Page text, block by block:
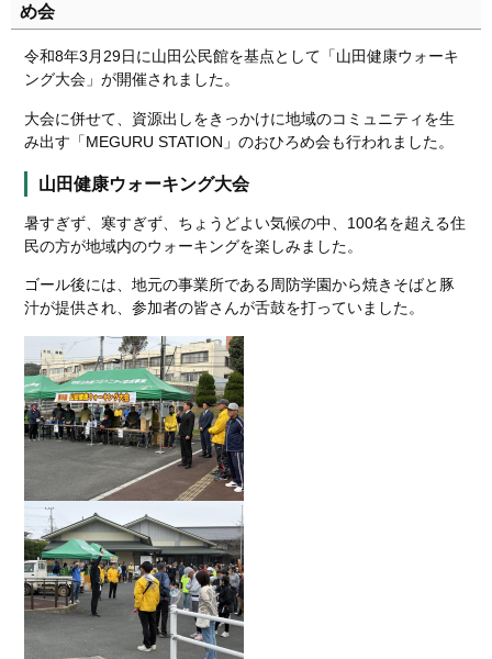
め会
令和8年3月29日に山田公民館を基点として「山田健康ウォーキ
ング大会」が開催されました。
大会に併せて、資源出しをきっかけに地域のコミュニティを生
み出す「MEGURU STATION」のおひろめ会も行われました。
山田健康ウォーキング大会
暑すぎず、寒すぎず、ちょうどよい気候の中、100名を超える住
民の方が地域内のウォーキングを楽しみました。
ゴール後には、地元の事業所である周防学園から焼きそばと豚
汁が提供され、参加者の皆さんが舌鼓を打っていました。